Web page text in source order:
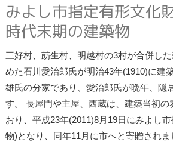
みよし市指定有形文化
時代末期の建築物
三好村、莇生村、明越村の3村が合併し
めた石川愛治郎氏が明治43年(1910)に建
雄氏の分家であり、愛治郎氏が晩年、隠
す。 長屋門や主屋、西蔵は、建築当初の
おり、平成23年(2011)8月19日にみよし
物)となり、同年11月に市へと寄贈され